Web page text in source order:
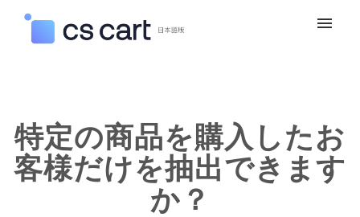
ログイン
特定の商品を購入したお
客様だけを抽出できます
か？